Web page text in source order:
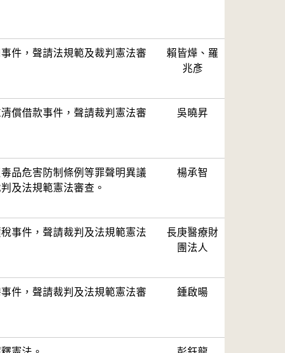
件，聲請法規範及裁判憲法審
賴皆燁、羅
兆彥
償借款事件，聲請裁判憲法審
吳曉昇
品危害防制條例等罪聲明異議
及法規範憲法審查。
楊承智
事件，聲請裁判及法規範憲法
長庚醫療財
團法人
件，聲請裁判及法規範憲法審
鍾啟暘